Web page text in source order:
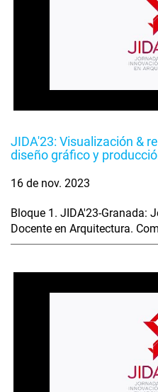
JIDA'23: Visualización &
diseño gráfico y
16 de nov. 2023
Bloque 1. JIDA'23-Granada:
Docente en Arquitectura.